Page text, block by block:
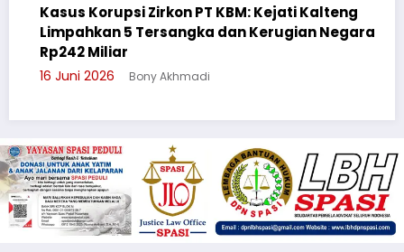
Zirkon PT KBM: Kejati Kalteng
5 Tersangka dan Kerugian Negara
Bony Akhmadi
Cegah